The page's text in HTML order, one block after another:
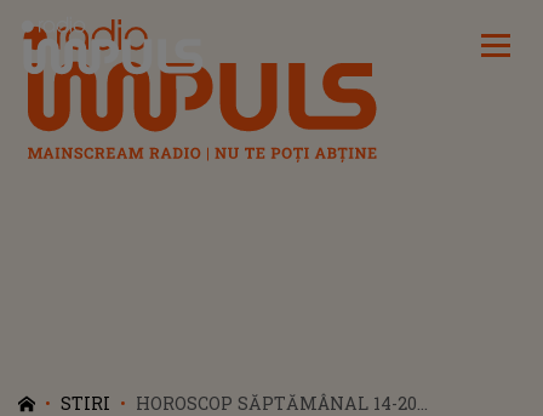
Radio Impuls
STIRI
HOROSCOP SĂPTĂMÂNAL 14-20